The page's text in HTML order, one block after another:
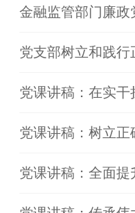
金融监管部门廉政
党支部树立和践行
党课讲稿：在实干
党课讲稿：树立正
党课讲稿：全面提